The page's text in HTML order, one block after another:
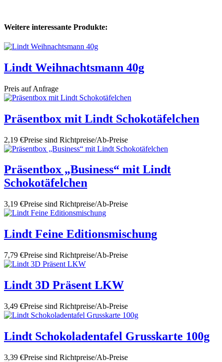
Weitere interessante Produkte:
Lindt Weihnachtsmann 40g
Preis auf Anfrage
Präsentbox mit Lindt Schokotäfelchen
2,19 €Preise sind Richtpreise/Ab-Preise
Präsentbox „Business“ mit Lindt
Schokotäfelchen
3,19 €Preise sind Richtpreise/Ab-Preise
Lindt Feine Editionsmischung
7,79 €Preise sind Richtpreise/Ab-Preise
Lindt 3D Präsent LKW
3,49 €Preise sind Richtpreise/Ab-Preise
Lindt Schokoladentafel Grusskarte 100g
3,39 €Preise sind Richtpreise/Ab-Preise